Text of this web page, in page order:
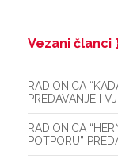
Vezani članci
RADIONICA
PREDAVANJE I
RADIONICA
POTPORU”